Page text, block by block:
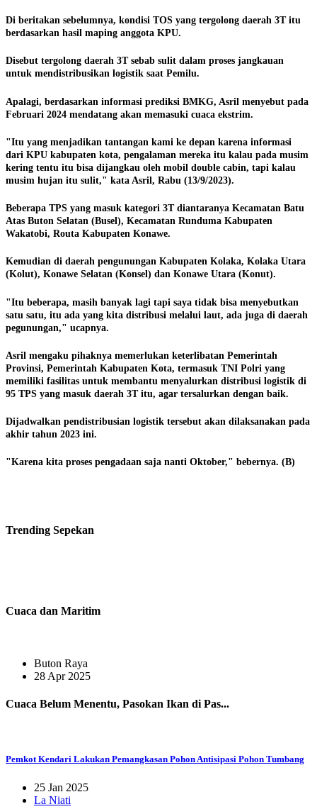
Di beritakan sebelumnya, kondisi TOS yang tergolong daerah 3T itu
berdasarkan hasil maping anggota KPU.
Disebut tergolong daerah 3T sebab sulit dalam proses jangkauan
untuk mendistribusikan logistik saat Pemilu.
Apalagi, berdasarkan informasi prediksi BMKG, Asril menyebut pada
Februari 2024 mendatang akan memasuki cuaca ekstrim.
"Itu yang menjadikan tantangan kami ke depan karena informasi
dari KPU kabupaten kota, pengalaman mereka itu kalau pada musim
kering tentu itu bisa dijangkau oleh mobil double cabin, tapi kalau
musim hujan itu sulit," kata Asril, Rabu (13/9/2023).
Beberapa TPS yang masuk kategori 3T diantaranya Kecamatan Batu
Atas Buton Selatan (Busel), Kecamatan Runduma Kabupaten
Wakatobi, Routa Kabupaten Konawe.
Kemudian di daerah pengunungan Kabupaten Kolaka, Kolaka Utara
(Kolut), Konawe Selatan (Konsel) dan Konawe Utara (Konut).
"Itu beberapa, masih banyak lagi tapi saya tidak bisa menyebutkan
satu satu, itu ada yang kita distribusi melalui laut, ada juga di daerah
pegunungan," ucapnya.
Asril mengaku pihaknya memerlukan keterlibatan Pemerintah
Provinsi, Pemerintah Kabupaten Kota, termasuk TNI Polri yang
memiliki fasilitas untuk membantu menyalurkan distribusi logistik di
95 TPS yang masuk daerah 3T itu, agar tersalurkan dengan baik.
Dijadwalkan pendistribusian logistik tersebut akan dilaksanakan pada
akhir tahun 2023 ini.
"Karena kita proses pengadaan saja nanti Oktober," bebernya. (B)
Trending Sepekan
Cuaca dan Maritim
Buton Raya
28 Apr 2025
Cuaca Belum Menentu, Pasokan Ikan di Pas...
Pemkot Kendari Lakukan Pemangkasan Pohon Antisipasi Pohon Tumbang
25 Jan 2025
La Niati